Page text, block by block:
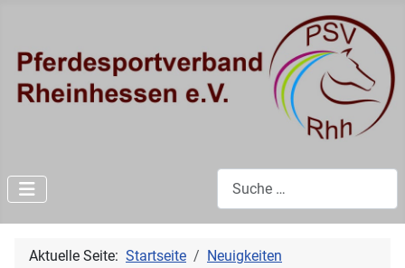
Aktuelle Seite: Startseite
Neuigkeiten